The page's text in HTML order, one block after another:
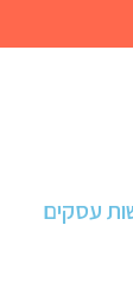
כאן
עסקים